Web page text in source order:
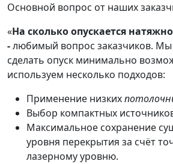
Основной вопрос от наших
«На сколько опускается
-любимый вопрос заказчиков. Мы
сделать опуск минимально
используем несколько подходов:
Применение низких
Выбор компактных
Максимальное сохранение
уровня перекрытия за счёт
лазерному уровню.